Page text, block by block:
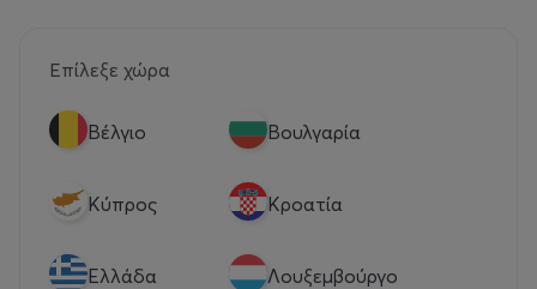
Επίλεξε χώρα
Βέλγιο Βουλγαρία
Κύπρος Κροατία
Eλλάδα Λουξεμβούργο